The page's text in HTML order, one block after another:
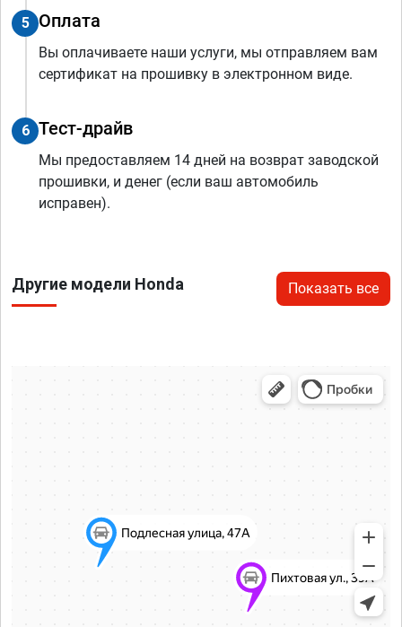
5 Оплата
Вы оплачиваете наши услуги, мы отправляем вам
сертификат на прошивку в электронном виде.
6 Тест-драйв
Мы предоставляем 14 дней на возврат заводской
прошивки, и денег (если ваш автомобиль
исправен).
Другие модели Honda Показать все